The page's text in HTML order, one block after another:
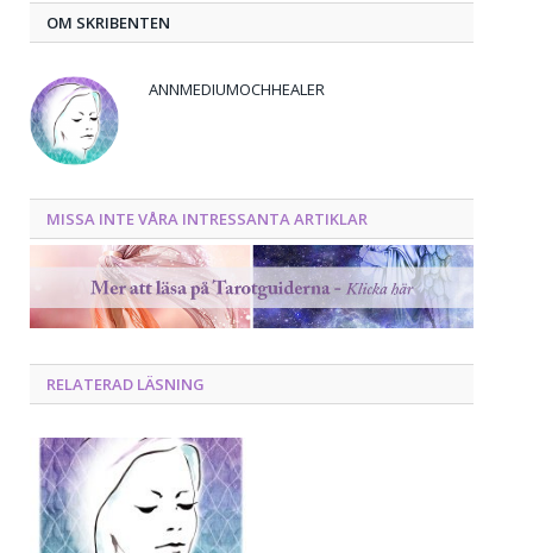
OM SKRIBENTEN
ANNMEDIUMOCHHEALER
MISSA INTE VÅRA INTRESSANTA ARTIKLAR
RELATERAD LÄSNING